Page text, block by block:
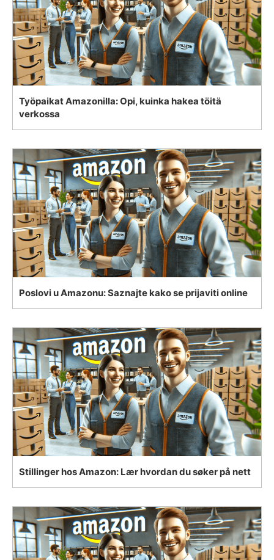
Työpaikat Amazonilla: Opi, kuinka hakea töitä
verkossa
Poslovi u Amazonu: Saznajte kako se prijaviti online
Stillinger hos Amazon: Lær hvordan du søker på nett